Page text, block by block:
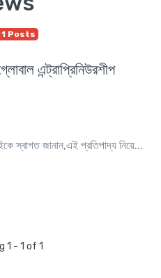
Posts
এন্ট্রাপ্রিনিউরশীপ
স্বাগত জানান,এই প্রতিপাদ্য নিয়ে...
1 - 1 of 1